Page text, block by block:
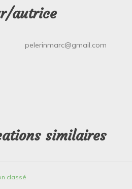
autrice
pelerinmarc@gmail.com
similaires
classé